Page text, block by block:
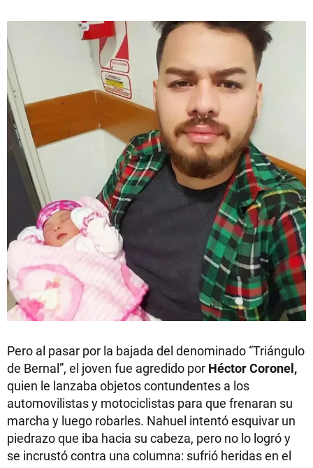
Pero al pasar por la bajada del denominado “Triángulo
de Bernal”, el joven fue agredido por Héctor Coronel,
quien le lanzaba objetos contundentes a los
automovilistas y motociclistas para que frenaran su
marcha y luego robarles. Nahuel intentó esquivar un
piedrazo que iba hacia su cabeza, pero no lo logró y
se incrustó contra una columna: sufrió heridas en el